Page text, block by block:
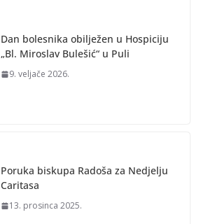
Dan bolesnika obilježen u Hospiciju
„Bl. Miroslav Bulešić“ u Puli
9. veljače 2026.
Poruka biskupa Radoša za Nedjelju
Caritasa
13. prosinca 2025.